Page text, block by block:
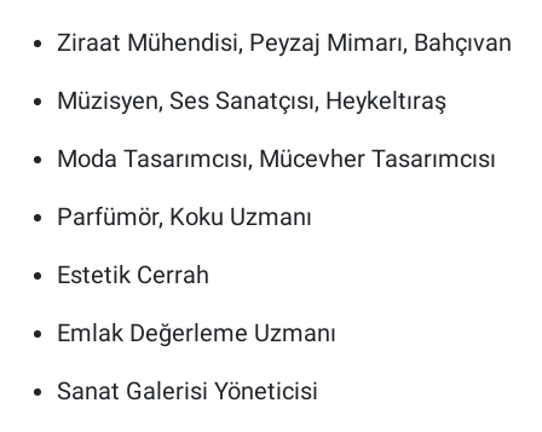
Ziraat Mühendisi, Peyzaj Mimarı, Bahçıvan
Müzisyen, Ses Sanatçısı, Heykeltıraş
Moda Tasarımcısı, Mücevher Tasarımcısı
Parfümör, Koku Uzmanı
Estetik Cerrah
Emlak Değerleme Uzmanı
Sanat Galerisi Yöneticisi